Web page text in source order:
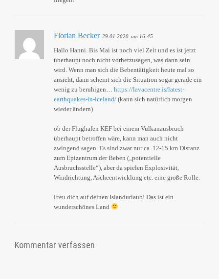
Florian Becker 29.01.2020 um 16:45
Hallo Hanni. Bis Mai ist noch viel Zeit und es ist jetzt
überhaupt noch nicht vorherzusagen, was dann sein
wird. Wenn man sich die Bebentätigkeit heute mal so
ansieht, dann scheint sich die Situation sogar gerade ein
wenig zu beruhigen… https://lavacentre.is/latest-
earthquakes-in-iceland/ (kann sich natürlich morgen
wieder ändern)
ob der Flughafen KEF bei einem Vulkanausbruch
überhaupt betroffen wäre, kann man auch nicht
zwingend sagen. Es sind zwar nur ca. 12-15 km Distanz
zum Epizentrum der Beben („potentielle
Ausbruchsstelle“), aber da spielen Explosivität,
Windrichtung, Ascheentwicklung etc. eine große Rolle.
Freu dich auf deinen Islandurlaub! Das ist ein
wunderschönes Land
Kommentar verfassen